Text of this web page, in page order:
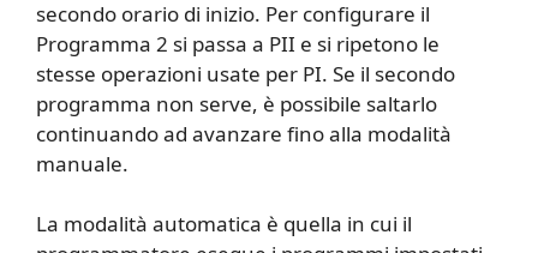
secondo orario di inizio. Per configurare il
Programma 2 si passa a PII e si ripetono le
stesse operazioni usate per PI. Se il secondo
programma non serve, è possibile saltarlo
continuando ad avanzare fino alla modalità
manuale.
La modalità automatica è quella in cui il